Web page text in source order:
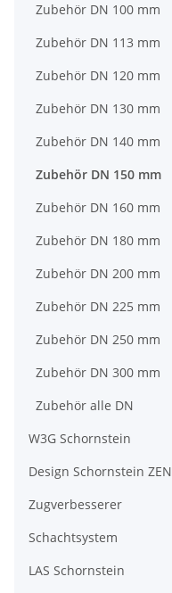
Zubehör DN 100 mm
Zubehör DN 113 mm
Zubehör DN 120 mm
Zubehör DN 130 mm
Zubehör DN 140 mm
Zubehör DN 150 mm
Zubehör DN 160 mm
Zubehör DN 180 mm
Zubehör DN 200 mm
Zubehör DN 225 mm
Zubehör DN 250 mm
Zubehör DN 300 mm
Zubehör alle DN
W3G Schornstein
Design Schornstein ZEN
Zugverbesserer
Schachtsystem
LAS Schornstein